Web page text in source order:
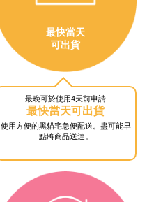
最快當天
可出貨
最晚可於使用4天前申請
最快當天可出貨
使用方便的黑貓宅急便配送。 盡可能早
點將商品送達。